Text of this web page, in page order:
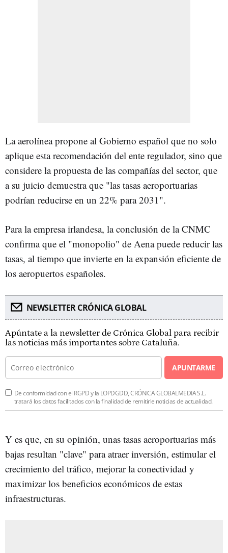
La aerolínea propone al Gobierno español que no solo
aplique esta recomendación del ente regulador, sino que
considere la propuesta de las compañías del sector, que
a su juicio demuestra que "las tasas aeroportuarias
podrían reducirse en un 22% para 2031".
Para la empresa irlandesa, la conclusión de la CNMC
confirma que el "monopolio" de Aena puede reducir las
tasas, al tiempo que invierte en la expansión eficiente de
los aeropuertos españoles.
NEWSLETTER CRÓNICA GLOBAL
Apúntate a la newsletter de Crónica Global para recibir
las noticias más importantes sobre Cataluña.
APUNTARME
De conformidad con el RGPD y la LOPDGDD, CRÓNICA GLOBALMEDIA S.L.
tratará los datos facilitados con la finalidad de remitirle noticias de actualidad.
Y es que, en su opinión, unas tasas aeroportuarias más
bajas resultan "clave" para atraer inversión, estimular el
crecimiento del tráfico, mejorar la conectividad y
maximizar los beneficios económicos de estas
infraestructuras.